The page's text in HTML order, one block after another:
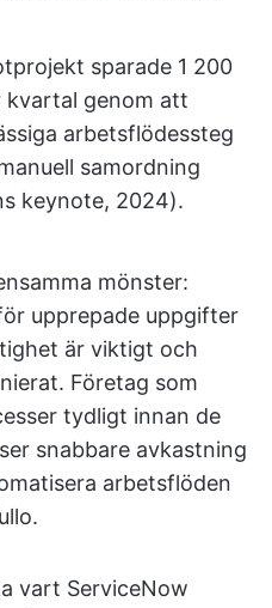
sparade 1 200
kvartal genom att
arbetsflödessteg
samordning
keynote, 2024).
mönster:
upprepade uppgifter
är viktigt och
Företag som
tydligt innan de
snabbare avkastning
arbetsflöden
vart ServiceNow